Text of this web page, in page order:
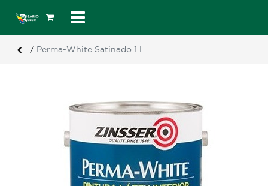
/ Perma-White Satinado 1 L